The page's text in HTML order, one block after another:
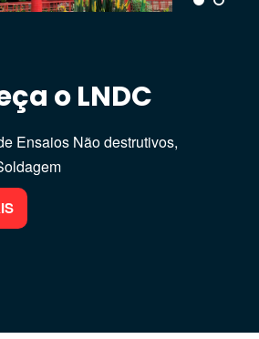
o LNDC
Ensaios Não destrutivos,
de Pesquisa
e Revestimentos Anti-corrosivo